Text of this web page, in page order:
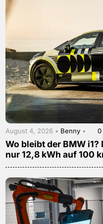
August 4, 2026 • Benny • 0
Wo bleibt der BMW
nur 12,8 kWh auf 100